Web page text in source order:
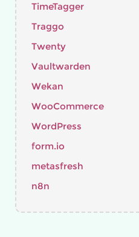
TimeTagger
Traggo
Twenty
Vaultwarden
Wekan
WooCommerce
WordPress
form.io
metasfresh
n8n